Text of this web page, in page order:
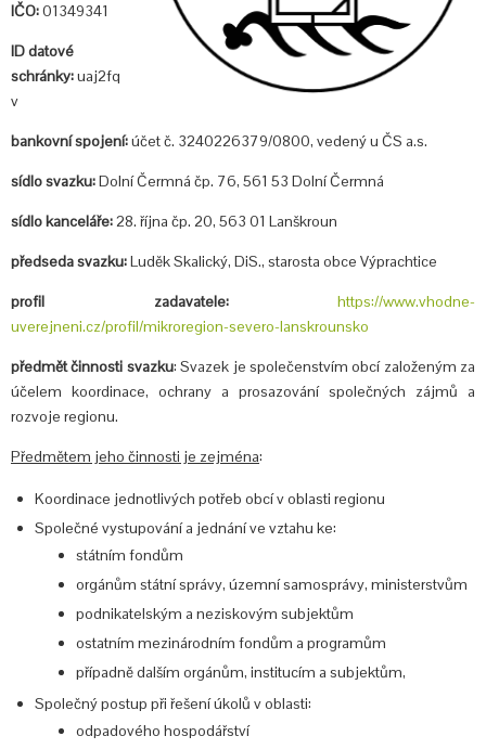
IČO:01349341
ID datové
schránky:uaj2fq
v
bankovní spojení:účet č. 3240226379/0800, vedený u ČS a.s.
sídlo svazku:Dolní Čermná čp. 76, 561 53 Dolní Čermná
sídlo kanceláře:28. října čp. 20, 563 01 Lanškroun
předseda svazku:Luděk Skalický, DiS., starosta obce Výprachtice
profil zadavatele:
https://www.vhodne-
uverejneni.cz/profil/mikroregion-severo-lanskrounsko
předmět činnosti svazku: Svazek je společenstvím obcí založeným za
účelem koordinace, ochrany a prosazování společných zájmů a
rozvoje regionu.
Předmětem jeho činnosti je zejména:
Koordinace jednotlivých potřeb obcí v oblasti regionu
Společné vystupování a jednání ve vztahu ke:
státním fondům
orgánům státní správy, územní samosprávy, ministerstvům
podnikatelským a neziskovým subjektům
ostatním mezinárodním fondům a programům
případně dalším orgánům, institucím a subjektům,
Společný postup při řešení úkolů v oblasti:
odpadového hospodářství